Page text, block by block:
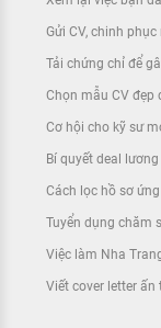
Gửi CV, chinh
Tải chứng chỉ để
Chọn mẫu CV đẹp
Cơ hội cho kỹ sư
Bí quyết deal
Cách lọc hồ sơ
Tuyển dụng chăm
Việc làm Nha
Viết cover letter ấn